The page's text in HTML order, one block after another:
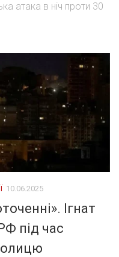
атака в ніч проти 30
10.06.2025
Ігнат
під час